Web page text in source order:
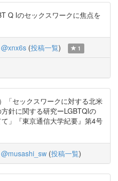
Q Iのセックスワークに焦点を
@xnx6s (投稿一覧) 1
「セックスワークに対する北米
針に関する研究ーLGBTQIの
」『東京通信大学紀要』第4号
@musashi_sw (投稿一覧)